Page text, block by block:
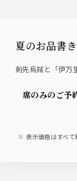
夏のお品書き
剣先烏賊と「伊
席のみのご
表示価格はすべて